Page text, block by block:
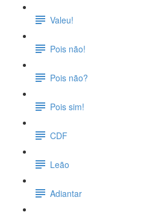
Valeu!
Pois não!
Pois não?
Pois sim!
CDF
Leão
Adiantar